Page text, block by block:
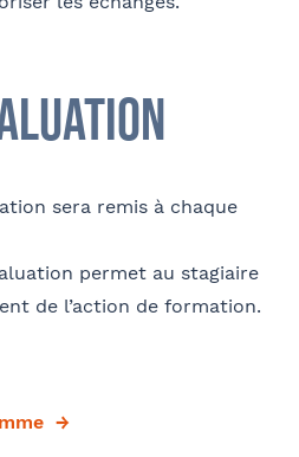
sera remis à chaque
permet au stagiaire
de l’action de formation.